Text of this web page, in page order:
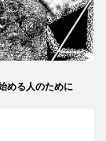
める人のために